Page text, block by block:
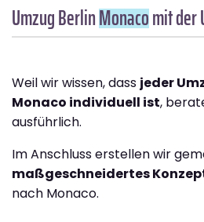
Umzug BerlinMonacomit der
Weil wir wissen, dass jeder
Monaco individuell ist,
ausführlich.
Im Anschluss erstellen wir
maßgeschneidertes
nach Monaco.